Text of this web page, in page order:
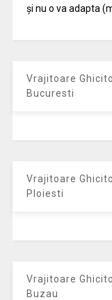
și nu o va adapta
Vrajitoare
Bucuresti
Vrajitoare
Ploiesti
Vrajitoare
Buzau